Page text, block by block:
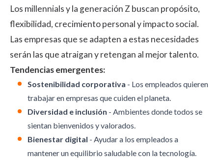
Los millennials y la generación Z buscan propósito,
flexibilidad, crecimiento personal y impacto social.
Las empresas que se adapten a estas necesidades
serán las que atraigan y retengan al mejor talento.
Tendencias emergentes:
Sostenibilidad corporativa - Los empleados quieren
trabajar en empresas que cuiden el planeta.
Diversidad e inclusión - Ambientes donde todos se
sientan bienvenidos y valorados.
Bienestar digital - Ayudar a los empleados a
mantener un equilibrio saludable con la tecnología.